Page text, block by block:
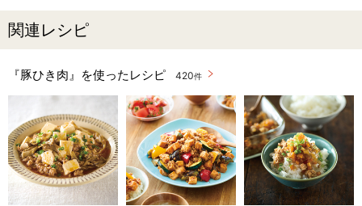
関連レシピ
『豚ひき肉』を使ったレシピ 420件